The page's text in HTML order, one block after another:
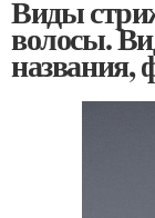
Виды
волосы.
названия,